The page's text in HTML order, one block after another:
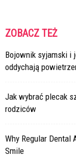
ZOBACZ TEŻ
Bojownik syjamski i
oddychają
Jak wybrać plecak
rodziców
Why Regular Dental
Smile